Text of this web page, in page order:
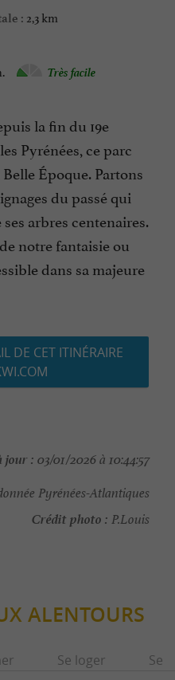
: 2,3 km
Très facile
la fin du 19e
Pyrénées, ce parc
Époque. Partons
du passé qui
arbres centenaires.
notre fantaisie ou
dans sa majeure
DE CET ITINÉRAIRE
jour : 03/01/2026 à 10:44:57
Pyrénées-Atlantiques
Crédit photo : P.Louis
ALENTOURS
Se loger Se